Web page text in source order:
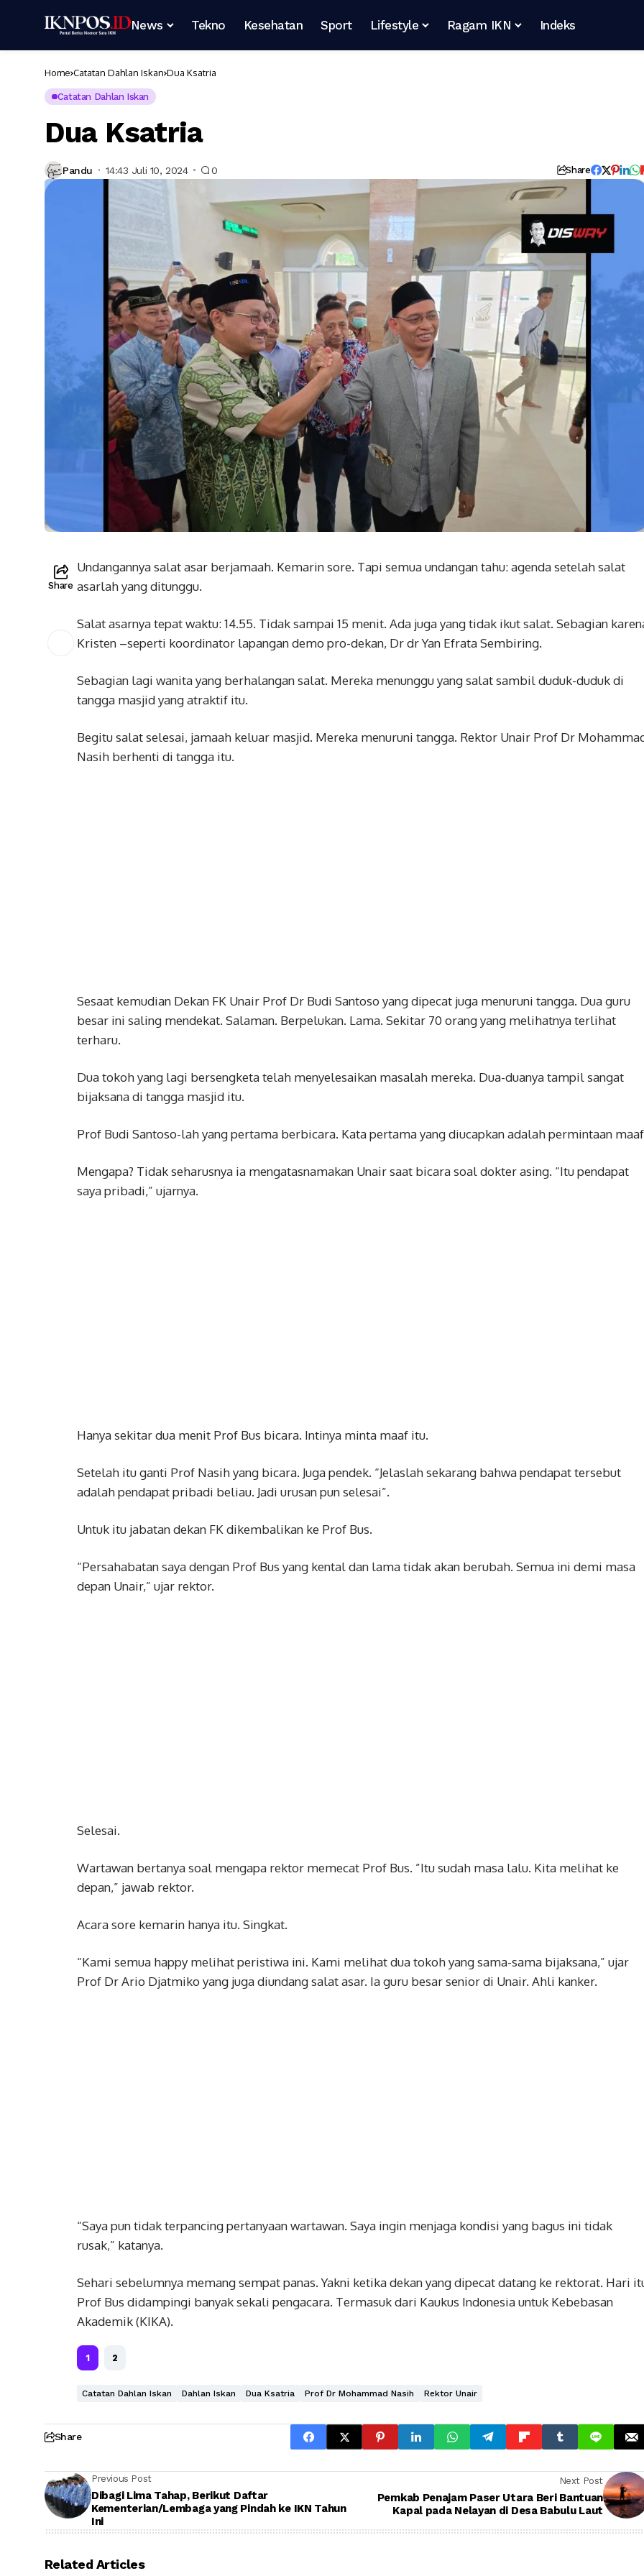
News Tekno Kesehatan Sport Lifestyle Ragam IKN Indeks
Home Catatan Dahlan Iskan Dua Ksatria
Catatan Dahlan Iskan
Dua Ksatria
Pandu 14:43 Juli 10, 2024 0 Share
Share
Undangannya salat asar berjamaah. Kemarin sore. Tapi semua undangan tahu: agenda setelah salat
asarlah yang ditunggu.
Salat asarnya tepat waktu: 14.55. Tidak sampai 15 menit. Ada juga yang tidak ikut salat. Sebagian
Kristen –seperti koordinator lapangan demo pro-dekan, Dr dr Yan Efrata Sembiring.
Sebagian lagi wanita yang berhalangan salat. Mereka menunggu yang salat sambil duduk-duduk di
tangga masjid yang atraktif itu.
Begitu salat selesai, jamaah keluar masjid. Mereka menuruni tangga. Rektor Unair Prof Dr
Nasih berhenti di tangga itu.
Sesaat kemudian Dekan FK Unair Prof Dr Budi Santoso yang dipecat juga menuruni tangga. Dua guru
besar ini saling mendekat. Salaman. Berpelukan. Lama. Sekitar 70 orang yang melihatnya terlihat
terharu.
Dua tokoh yang lagi bersengketa telah menyelesaikan masalah mereka. Dua-duanya tampil sangat
bijaksana di tangga masjid itu.
Prof Budi Santoso-lah yang pertama berbicara. Kata pertama yang diucapkan adalah permintaan
Mengapa? Tidak seharusnya ia mengatasnamakan Unair saat bicara soal dokter asing. “Itu pendapat
saya pribadi,” ujarnya.
Hanya sekitar dua menit Prof Bus bicara. Intinya minta maaf itu.
Setelah itu ganti Prof Nasih yang bicara. Juga pendek. “Jelaslah sekarang bahwa pendapat tersebut
adalah pendapat pribadi beliau. Jadi urusan pun selesai”.
Untuk itu jabatan dekan FK dikembalikan ke Prof Bus.
“Persahabatan saya dengan Prof Bus yang kental dan lama tidak akan berubah. Semua ini demi masa
depan Unair,” ujar rektor.
Selesai.
Wartawan bertanya soal mengapa rektor memecat Prof Bus. ”Itu sudah masa lalu. Kita melihat ke
depan,” jawab rektor.
Acara sore kemarin hanya itu. Singkat.
“Kami semua happy melihat peristiwa ini. Kami melihat dua tokoh yang sama-sama bijaksana,” ujar
Prof Dr Ario Djatmiko yang juga diundang salat asar. Ia guru besar senior di Unair. Ahli kanker.
“Saya pun tidak terpancing pertanyaan wartawan. Saya ingin menjaga kondisi yang bagus ini tidak
rusak,” katanya.
Sehari sebelumnya memang sempat panas. Yakni ketika dekan yang dipecat datang ke rektorat. Hari
Prof Bus didampingi banyak sekali pengacara. Termasuk dari Kaukus Indonesia untuk Kebebasan
Akademik (KIKA).
1 2
Catatan Dahlan Iskan Dahlan Iskan Dua Ksatria Prof Dr Mohammad Nasih Rektor Unair
Share
Previous Post
Dibagi Lima Tahap, Berikut Daftar
Kementerian/Lembaga yang Pindah ke IKN Tahun
Ini
Next Post
Pemkab Penajam Paser Utara Beri Bantuan
Kapal pada Nelayan di Desa Babulu Laut
Related Articles